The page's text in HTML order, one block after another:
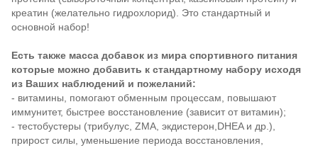
креатин (желательно гидрохлорид). Это стандартный и
основной набор!
Есть также масса добавок из мира спортивного питания
которые можно добавить к стандартному набору исходя
из Ваших наблюдений и пожеланий:
- витамины, помогают обменным процессам, повышают
иммунитет, быстрее восстановление (зависит от витамин);
- тестобустеры (трибулус, ZMA, экдистерон,DHEA и др.),
прирост силы, уменьшение периода восстановления,